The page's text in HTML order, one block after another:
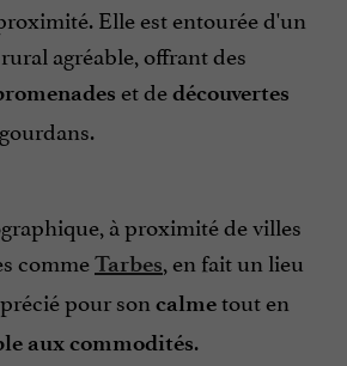
Elle est entourée d'un
agréable, offrant des
et dedécouvertes
à proximité de villes
commeTarbes, en fait un lieu
pour son calmetout en
aux commodités.